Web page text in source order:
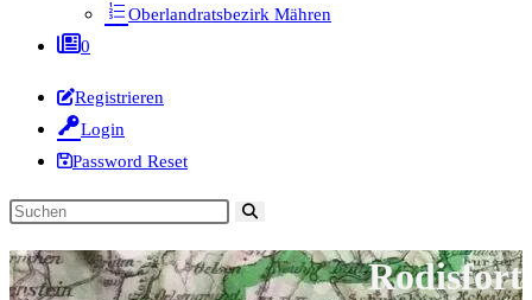
Oberlandratsbezirk Mähren
0
Registrieren
Login
Password Reset
Diese
durchsuchen
Rodisfort